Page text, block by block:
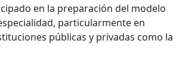
en la preparación del modelo
particularmente en
públicas y privadas como la